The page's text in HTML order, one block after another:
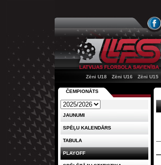
Zēni U18
Zēni U16 Zēni U15
ČEMPIONĀTS
JAUNUMI
SPĒĻU KALENDĀRS
TABULA
PLAYOFF